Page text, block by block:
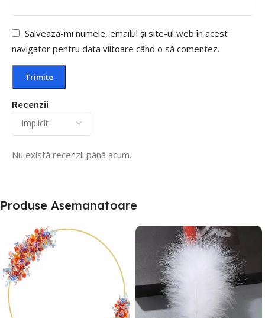
Recenzii
Nu există recenzii până acum.
Salvează-mi numele, emailul și site-ul web în acest
navigator pentru data viitoare când o să comentez.
Produse Asemanatoare